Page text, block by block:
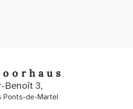
Benoît 3,
Ponts-de-Martel